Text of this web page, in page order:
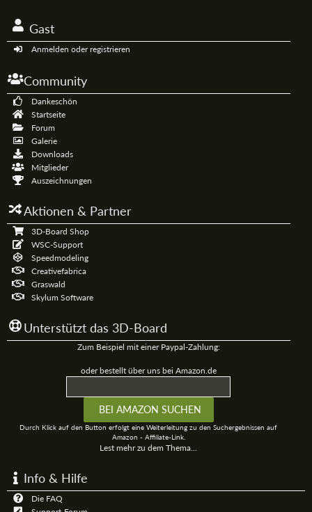
Gast
Anmelden oder registrieren
Community
Dankeschön
Startseite
Forum
Galerie
Downloads
Mitglieder
Auszeichnungen
Aktionen & Partner
3D-Board Shop
WSC-Support
Speedmodeling
Creativefabrica
Graswald
Skylum Software
Unterstützt das 3D-Board
Zum Beispiel mit einer Paypal-Zahlung:
oder bestellt über uns bei Amazon.de
Durch Klick auf den Button erfolgt eine Weiterleitung zu den Suchergebnissen auf
Amazon - Affiliate-Link.
Lest mehr zu dem Thema...
Info & Hilfe
Die FAQ